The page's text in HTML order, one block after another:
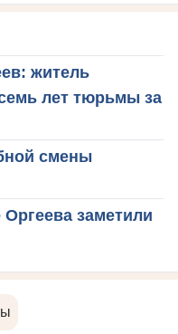
житель
лет тюрьмы за
смены
заметили